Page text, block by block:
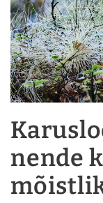
nende